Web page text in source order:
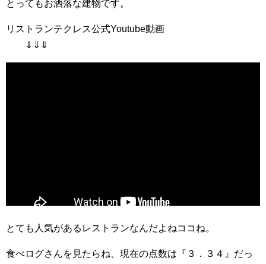
とってもお洒落な建物です。
リストランテクレス公式Youtube動画
⇓⇓⇓
とても人気があるレストランなんだよねココね。
食べログさんを見たらね、現在の点数は『３．３４』だっ